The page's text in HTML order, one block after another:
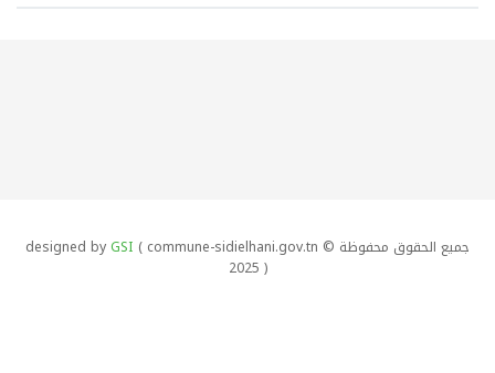
جميع الحقوق محفوظة designed by GSI ( commune-sidielhani.gov.tn ©
2025 )